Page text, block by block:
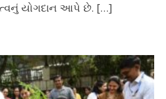
યોગદાન આપે છે. […]